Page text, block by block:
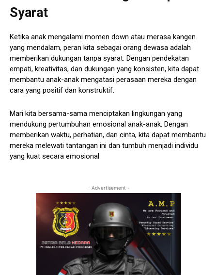
Syarat
Ketika anak mengalami momen down atau merasa kangen
yang mendalam, peran kita sebagai orang dewasa adalah
memberikan dukungan tanpa syarat. Dengan pendekatan
empati, kreativitas, dan dukungan yang konsisten, kita dapat
membantu anak-anak mengatasi perasaan mereka dengan
cara yang positif dan konstruktif.
Mari kita bersama-sama menciptakan lingkungan yang
mendukung pertumbuhan emosional anak-anak. Dengan
memberikan waktu, perhatian, dan cinta, kita dapat membantu
mereka melewati tantangan ini dan tumbuh menjadi individu
yang kuat secara emosional.
- Advertisement -